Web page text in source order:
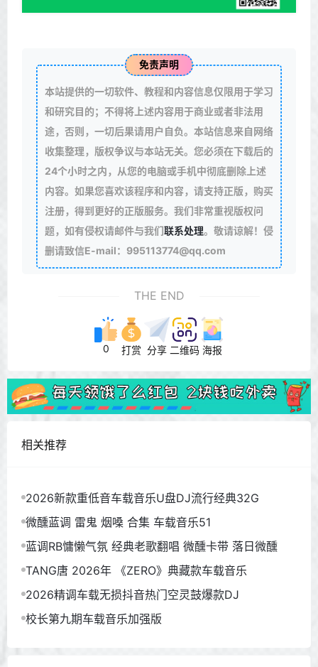
免责声明
本站提供的一切软件、教程和内容信息仅限用于学习
和研究目的；不得将上述内容用于商业或者非法用
途，否则，一切后果请用户自负。本站信息来自网络
收集整理，版权争议与本站无关。您必须在下载后的
24个小时之内，从您的电脑或手机中彻底删除上述
内容。如果您喜欢该程序和内容，请支持正版，购买
注册，得到更好的正版服务。我们非常重视版权问
题，如有侵权请邮件与我们联系处理。敬请谅解！侵
删请致信E-mail：995113774@qq.com
THE END
0 打赏 分享 二维码 海报
相关推荐
2026新款重低音车载音乐U盘DJ流行经典32G
微醺蓝调 雷鬼 烟嗓 合集 车载音乐51
蓝调RB慵懒气氛 经典老歌翻唱 微醺卡带 落日微醺
TANG唐 2026年 《ZERO》典藏款车载音乐
2026精调车载无损抖音热门空灵鼓爆款DJ
校长第九期车载音乐加强版